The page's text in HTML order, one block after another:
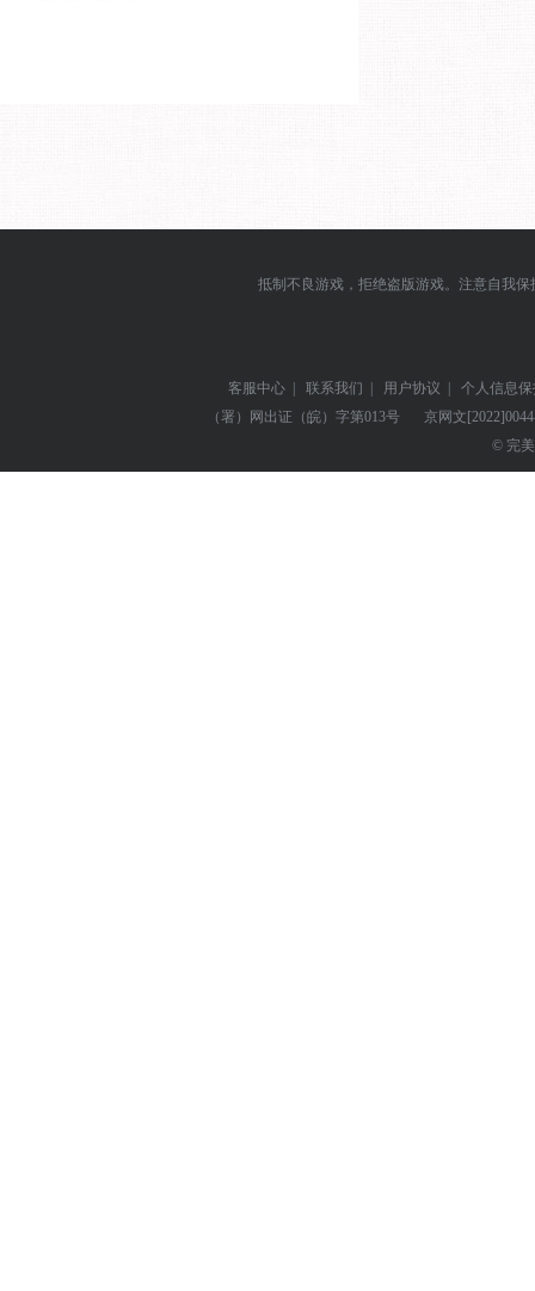
抵制不良游戏，拒绝盗版游戏。注意自我
客服中心 | 联系我们 | 用户协议 |
个人信息
（署）网出证（皖）字第013号
京网文
© 完美